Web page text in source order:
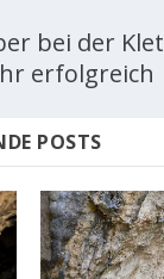
bei der
erfolgreich
POSTS